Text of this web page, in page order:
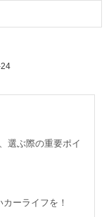
選ぶ際の重要ポイ
ーライフを！